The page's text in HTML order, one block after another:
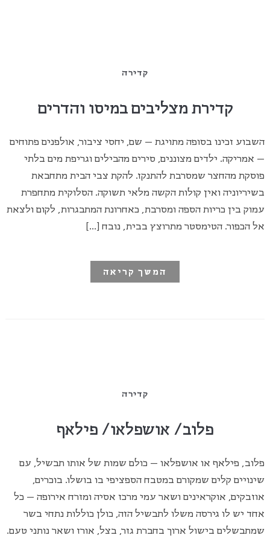
קדירה
קדירת מצליבים במיסו והדרים
השבוע זכינו בסופה מתויגת – שם, יחסי ציבור, אולפנים פתוחים
– אמריקה. ילדים מצוננים, סירים מהבילים וגריפת מים בלתי
פוסקת מהחצר שמסרבת להתנקז. להקת צבי הבית מתחבאת
בשיריוניה ואין קולות הקשה מלאי תשוקה. הסלוקית מתחפרת
עמוק בין כריות הספה ומסרבת, כאחרונת המתבגרות, לקום ולצאת
אל הכפור. הטימסטר מתרוצץ בבית, נובח […]
המשך קריאה
קדירה
פלוב/ אושפלאו/ פילאף
פלוב, פילאף או אושפלאו – כולם שמות של אותו תבשיל, עם
שינויים קלים שמקורם במטבח הספציפי בו בושלו. בוכרים,
אוזבקים, אוקראינים ושאר עמי מרכז אסיה ומזרח אירופה – כל
אחד יש לו גירסה משלו לתבשיל הזה, כולן כוללות נתחי בשר
שמתבשלים בישול ארוך בחברת גזר, בצל, אורז ושאר נותני טעם.